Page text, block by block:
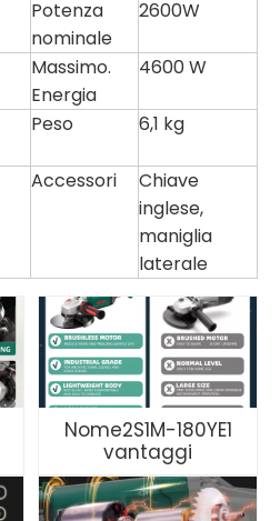
Potenza
nominale
2600W
Massimo.
Energia
4600 W
Peso 6,1 kg
Accessori
Chiave
inglese,
maniglia
laterale
Nome2S1M-180YE1
vantaggi